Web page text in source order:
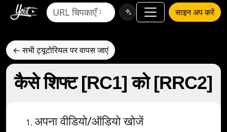
साइन अप करें
← सभी ट्यूटोरियल पर वापस जाएं
कैसे शिफ्ट [RC1] को [RRC2]
अपना वीडियो/ऑडियो खोजें